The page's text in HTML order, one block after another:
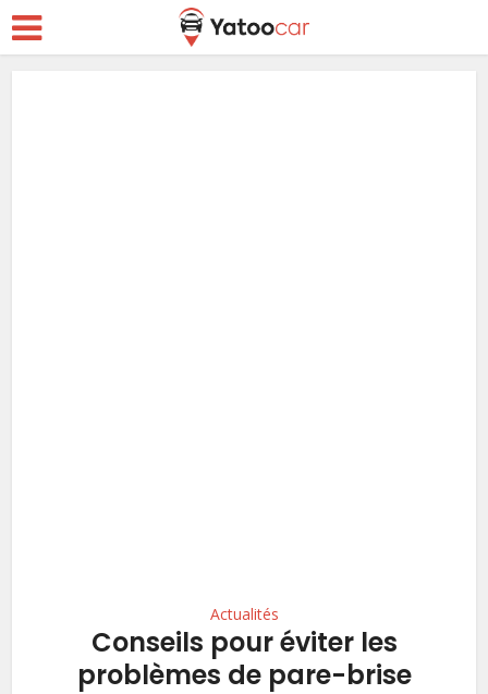
Actualités
Conseils pour éviter les
problèmes de pare-brise